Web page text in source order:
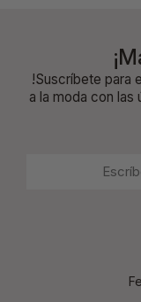
!Suscríbete para
a la moda con las